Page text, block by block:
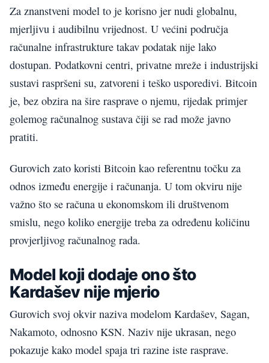
Za znanstveni model to je korisno jer nudi globalnu,
mjerljivu i audibilnu vrijednost. U većini područja
računalne infrastrukture takav podatak nije lako
dostupan. Podatkovni centri, privatne mreže i industrijski
sustavi raspršeni su, zatvoreni i teško usporedivi. Bitcoin
je, bez obzira na šire rasprave o njemu, rijedak primjer
golemog računalnog sustava čiji se rad može javno
pratiti.
Gurovich zato koristi Bitcoin kao referentnu točku za
odnos između energije i računanja. U tom okviru nije
važno što se računa u ekonomskom ili društvenom
smislu, nego koliko energije treba za određenu količinu
provjerljivog računalnog rada.
Model koji dodaje ono što
Kardašev nije mjerio
Gurovich svoj okvir naziva modelom Kardašev, Sagan,
Nakamoto, odnosno KSN. Naziv nije ukrasan, nego
pokazuje kako model spaja tri razine iste rasprave.